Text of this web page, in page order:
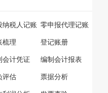
纳税人记账 零申报代理记账
梳理 登记账册
会计凭证 编制会计报表
评估 票据分析